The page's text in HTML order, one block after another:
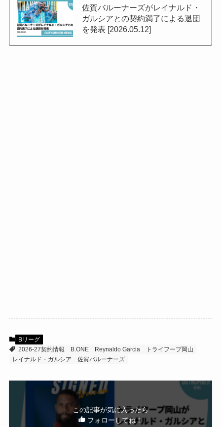
佐賀バルーナーズがレイナルド・
ガルシアとの契約満了による退団
を発表 [2026.05.12]
Bリーグ
2026-27契約情報
B.ONE Reynaldo Garcia
トライフープ岡山
レイナルド・ガルシア
佐賀バルーナーズ
この記事が気に入ったら
フォローしてね！